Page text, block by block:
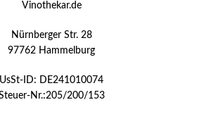
Vinothekar.de
Nürnberger Str. 28
97762 Hammelburg
UsSt-ID: DE241010074
Nr.:205/200/153